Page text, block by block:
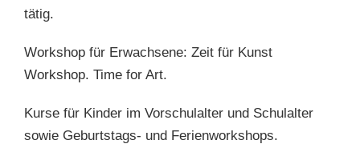
tätig.
Workshop für Erwachsene: Zeit für Kunst
Workshop. Time for Art.
Kurse für Kinder im Vorschulalter und Schulalter
sowie Geburtstags- und Ferienworkshops.